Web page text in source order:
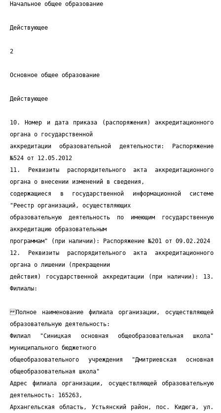
Начальное общее образование
Действующее
2
Основное общее образование
Действующее
10. Номер и дата приказа (распоряжения) аккредитационного
органа о государственной
аккредитации образовательной деятельности: Распоряжение
№524 от 12.05.2012
11. Реквизиты распорядительного акта аккредитационного
органа о внесении изменений в сведения,
содержащиеся в государственной информационной системе
"Реестр организаций, осуществляющих
образовательную деятельность по имеющим государственную
аккредитацию образовательным
программам" (при наличии): Распоряжение №201 от 09.02.2024
12. Реквизиты распорядительного акта аккредитационного
органа о лишении (прекращении
действия) государственной аккредитации (при наличии): 13.
Филиалы:
Полное наименование филиала организации, осуществляющей
образовательную деятельность:
Филиал "Синицкая основная общеобразовательная школа"
муниципального бюджетного
общеобразовательного учреждения "Дмитриевская основная
общеобразовательная школа"
Адрес филиала организации, осуществляющей образовательную
деятельность: 165263,
Архангельская область, Устьянский район, пос. Кидюга, ул.